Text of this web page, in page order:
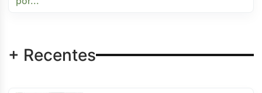
+ Recentes